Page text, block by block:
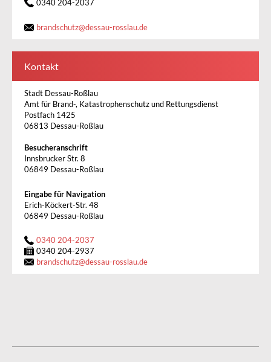
0340 204-2037
brandschutz@dessau-rosslau.de
Kontakt
Stadt Dessau-Roßlau
Amt für Brand-, Katastrophenschutz und Rettungsdienst
Postfach 1425
06813 Dessau-Roßlau
Besucheranschrift
Innsbrucker Str. 8
06849 Dessau-Roßlau
Eingabe für Navigation
Erich-Köckert-Str. 48
06849 Dessau-Roßlau
0340 204-2037
0340 204-2937
brandschutz@dessau-rosslau.de